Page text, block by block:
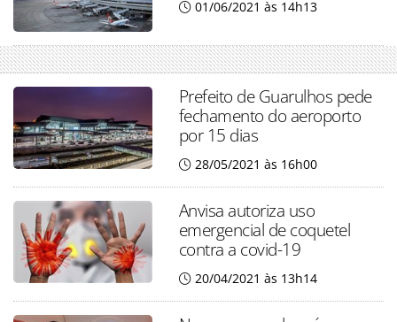
01/06/2021 às 14h13
Prefeito de Guarulhos pede
fechamento do aeroporto
por 15 dias
28/05/2021 às 16h00
Anvisa autoriza uso
emergencial de coquetel
contra a covid-19
20/04/2021 às 13h14